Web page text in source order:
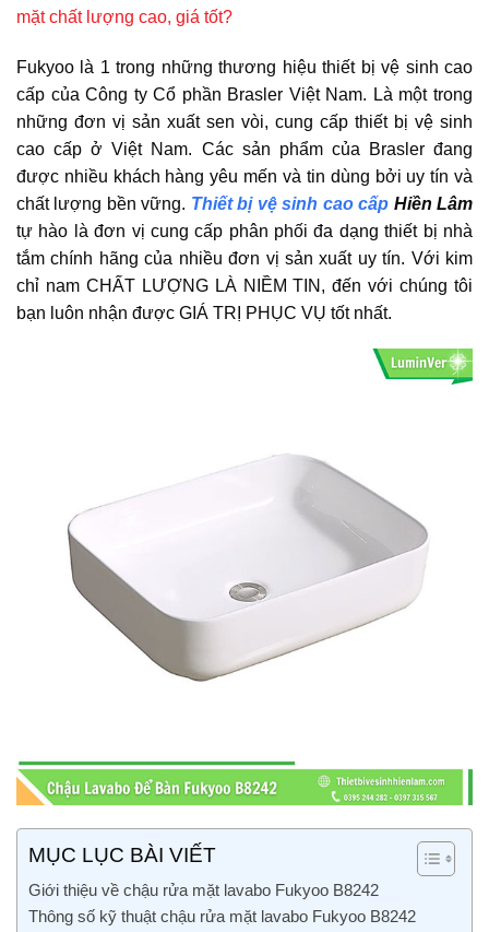
mặt chất lượng cao, giá tốt?
Fukyoo là 1 trong những thương hiệu thiết bị vệ sinh cao
cấp của Công ty Cổ phần Brasler Việt Nam. Là một trong
những đơn vị sản xuất sen vòi, cung cấp thiết bị vệ sinh
cao cấp ở Việt Nam. Các sản phẩm của Brasler đang
được nhiều khách hàng yêu mến và tin dùng bởi uy tín và
chất lượng bền vững. Thiết bị vệ sinh cao cấp Hiền Lâm
tự hào là đơn vị cung cấp phân phối đa dạng thiết bị nhà
tắm chính hãng của nhiều đơn vị sản xuất uy tín. Với kim
chỉ nam CHẤT LƯỢNG LÀ NIỀM TIN, đến với chúng tôi
bạn luôn nhận được GIÁ TRỊ PHỤC VỤ tốt nhất.
MỤC LỤC BÀI VIẾT
Giới thiệu về chậu rửa mặt lavabo Fukyoo B8242
Thông số kỹ thuật chậu rửa mặt lavabo Fukyoo B8242